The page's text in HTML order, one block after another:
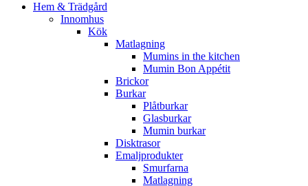
Hem & Trädgård
Innomhus
Kök
Matlagning
Mumins in the kitchen
Mumin Bon Appétit
Brickor
Burkar
Plåtburkar
Glasburkar
Mumin burkar
Disktrasor
Emaljprodukter
Smurfarna
Matlagning